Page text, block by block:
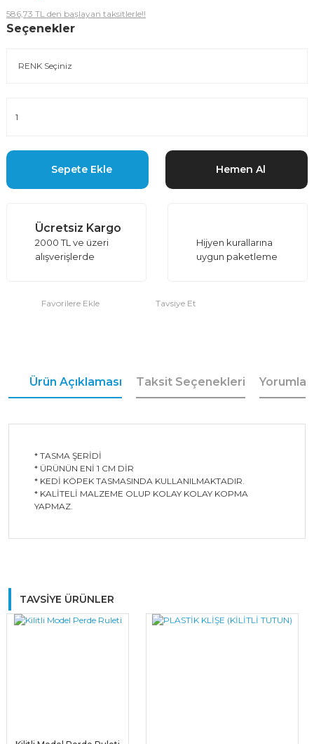
586,73 TL den başlayan taksitlerle!!
Seçenekler
Sepete Ekle Hemen Al
Ücretsiz Kargo
2000 TL ve üzeri
alışverişlerde
Hijyen kurallarına
uygun paketleme
Tavsiye Et
Ürün Açıklaması Taksit Seçenekleri Yorumlar
* TASMA ŞERİDİ
* ÜRÜNÜN ENİ 1 CM DİR
* KEDİ KÖPEK TASMASINDA KULLANILMAKTADIR.
* KALİTELİ MALZEME OLUP KOLAY KOLAY KOPMA
YAPMAZ.
TAVSİYE ÜRÜNLER